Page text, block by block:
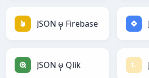
JSON မှ Firebase
JSON မှ Qlik